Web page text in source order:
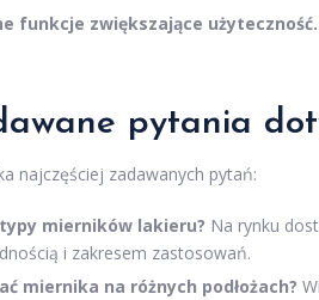
funkcje zwiększające użyteczność.
pytania
najczęściej zadawanych pytań:
typy mierników lakieru? Na rynku
i zakresem zastosowań.
miernika na różnych podłożach?